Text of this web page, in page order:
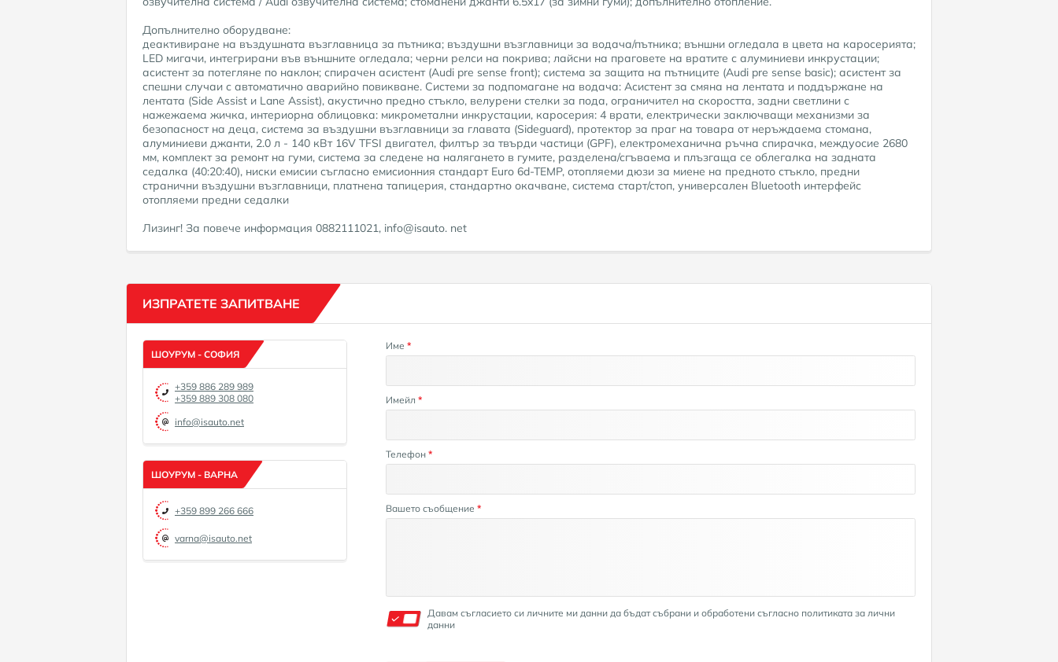
Допълнително оборудване:
деактивиране на въздушната възглавница за пътника; въздушни възглавници за водача/пътника; външни огледала в цвета на каросерията;
LED мигачи, интегрирани във външните огледала; черни релси на покрива; лайсни на праговете на вратите с алуминиеви инкрустации;
асистент за потегляне по наклон; спирачен асистент (Audi pre sense front); система за защита на пътниците (Audi pre sense basic); асистент за
спешни случаи с автоматично аварийно повикване. Системи за подпомагане на водача: Асистент за смяна на лентата и поддържане на
лентата (Side Assist и Lane Assist), акустично предно стъкло, велурени стелки за пода, ограничител на скоростта, задни светлини с
нажежаема жичка, интериорна облицовка: микрометални инкрустации, каросерия: 4 врати, електрически заключващи механизми за
безопасност на деца, система за въздушни възглавници за главата (Sideguard), протектор за праг на товара от неръждаема стомана,
алуминиеви джанти, 2.0 л - 140 кВт 16V TFSI двигател, филтър за твърди частици (GPF), електромеханична ръчна спирачка, междуосие 2680
мм, комплект за ремонт на гуми, система за следене на налягането в гумите, разделена/сгъваема и плъзгаща се облегалка на задната
седалка (40:20:40), ниски емисии съгласно емисионния стандарт Euro 6d-TEMP, отопляеми дюзи за миене на предното стъкло, предни
странични въздушни възглавници, платнена тапицерия, стандартно окачване, система старт/стоп, универсален Bluetooth интерфейс
отопляеми предни седалки
Лизинг! За повече информация 0882111021, info@isauto. net
ИЗПРАТЕТЕ ЗАПИТВАНЕ
ШОУРУМ - СОФИЯ
+359 886 289 989
+359 889 308 080
info@isauto.net
ШОУРУМ - ВАРНА
+359 899 266 666
varna@isauto.net
Име*
Имейл*
Телефон*
Вашето съобщение*
Давам съгласието си личните ми данни да бъдат събрани и обработени съгласно политиката за лични
данни